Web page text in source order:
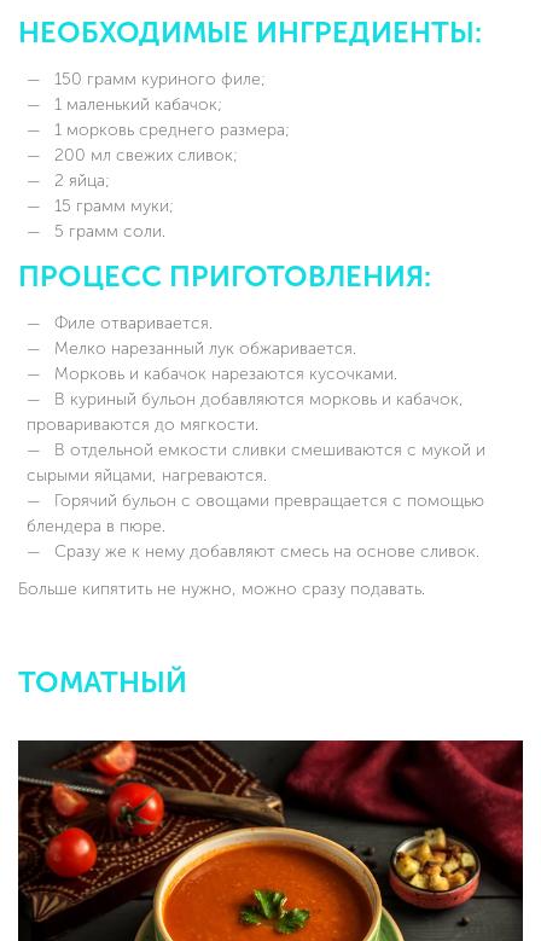
НЕОБХОДИМЫЕ ИНГРЕДИЕНТЫ:
150 грамм куриного филе;
1 маленький кабачок;
1 морковь среднего размера;
200 мл свежих сливок;
2 яйца;
15 грамм муки;
5 грамм соли.
ПРОЦЕСС ПРИГОТОВЛЕНИЯ:
Филе отваривается.
Мелко нарезанный лук обжаривается.
Морковь и кабачок нарезаются кусочками.
В куриный бульон добавляются морковь и кабачок,
провариваются до мягкости.
В отдельной емкости сливки смешиваются с мукой и
сырыми яйцами, нагреваются.
Горячий бульон с овощами превращается с помощью
блендера в пюре.
Сразу же к нему добавляют смесь на основе сливок.
Больше кипятить не нужно, можно сразу подавать.
ТОМАТНЫЙ